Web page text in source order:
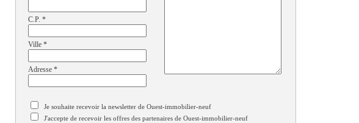
C.P. *
Ville *
Adresse *
Je souhaite recevoir la newsletter de Ouest-immobilier-neuf
J'accepte de recevoir les offres des partenaires de Ouest-immobilier-neuf